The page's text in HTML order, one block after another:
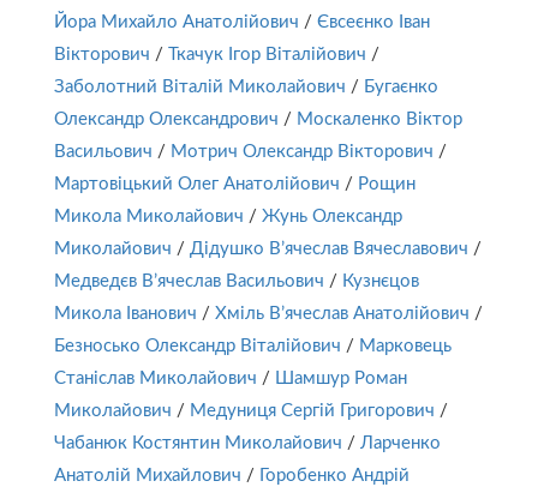
Йора Михайло Анатолійович / Євсеєнко Іван
Вікторович / Ткачук Ігор Віталійович /
Заболотний Віталій Миколайович / Бугаєнко
Олександр Олександрович / Москаленко Віктор
Васильович / Мотрич Олександр Вікторович /
Мартовіцький Олег Анатолійович / Рощин
Микола Миколайович / Жунь Олександр
Миколайович / Дідушко В’ячеслав Вячеславович /
Медведєв В’ячеслав Васильович / Кузнєцов
Микола Іванович / Хміль В’ячеслав Анатолійович /
Безносько Олександр Віталійович / Марковець
Станіслав Миколайович / Шамшур Роман
Миколайович / Медуниця Сергій Григорович /
Чабанюк Костянтин Миколайович / Ларченко
Анатолій Михайлович /
Горобенко Андрій